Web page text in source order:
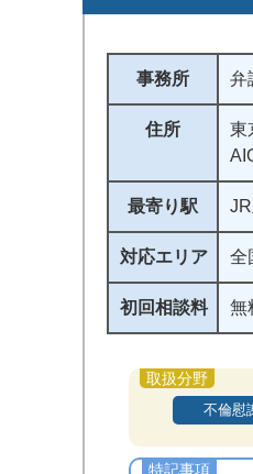
事務所 弁
住所
東
最寄り駅
対応エリア 全
初回相談料 無
不倫慰